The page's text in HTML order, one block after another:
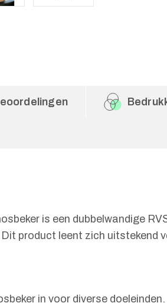
is een dubbelwandige
product leent zich
in voor diverse